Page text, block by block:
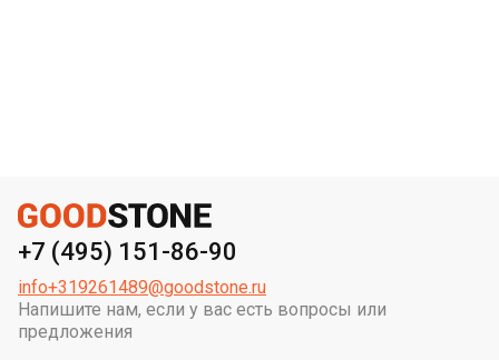
+7 (495) 151-86-90
Напишите нам, если у вас есть вопросы или
предложения
info+319261489@goodstone.ru